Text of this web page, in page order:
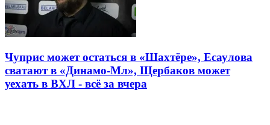
Чуприс может остаться в «Шахтёре», Есаулова
сватают в «Динамо-Мл», Щербаков может
уехать в ВХЛ - всё за вчера